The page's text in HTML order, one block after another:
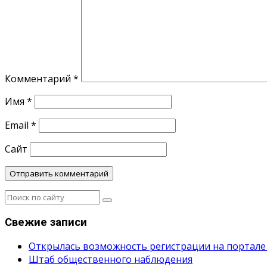
Комментарий *
Имя *
Email *
Сайт
Свежие записи
Открылась возможность регистрации на
Штаб общественного наблюдения